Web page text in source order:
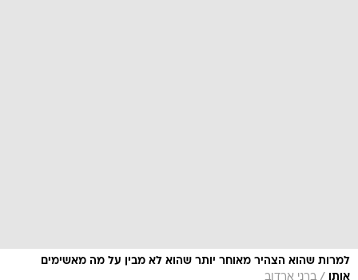
למרות שהוא הצהיר מאוחר יותר שהוא לא מבין על מה מאשימים
אותו
ברני ארדוב